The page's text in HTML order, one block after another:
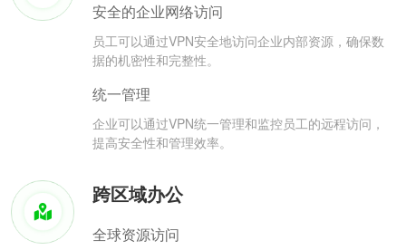
安全的企业网络访问
员工可以通过VPN安全地访问企业内部资源，确保数
据的机密性和完整性。
统一管理
企业可以通过VPN统一管理和监控员工的远程访问，
提高安全性和管理效率。
跨区域办公
全球资源访问